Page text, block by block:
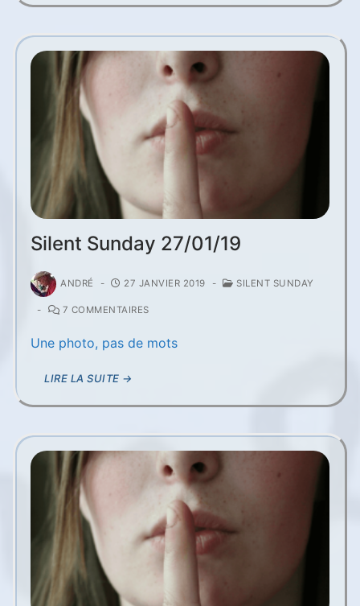
Silent Sunday 27/01/19
ANDRÉ - 27 JANVIER 2019 - SILENT SUNDAY
- 7 COMMENTAIRES
Une photo, pas de mots
LIRE LA SUITE →